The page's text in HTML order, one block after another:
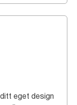
eget design